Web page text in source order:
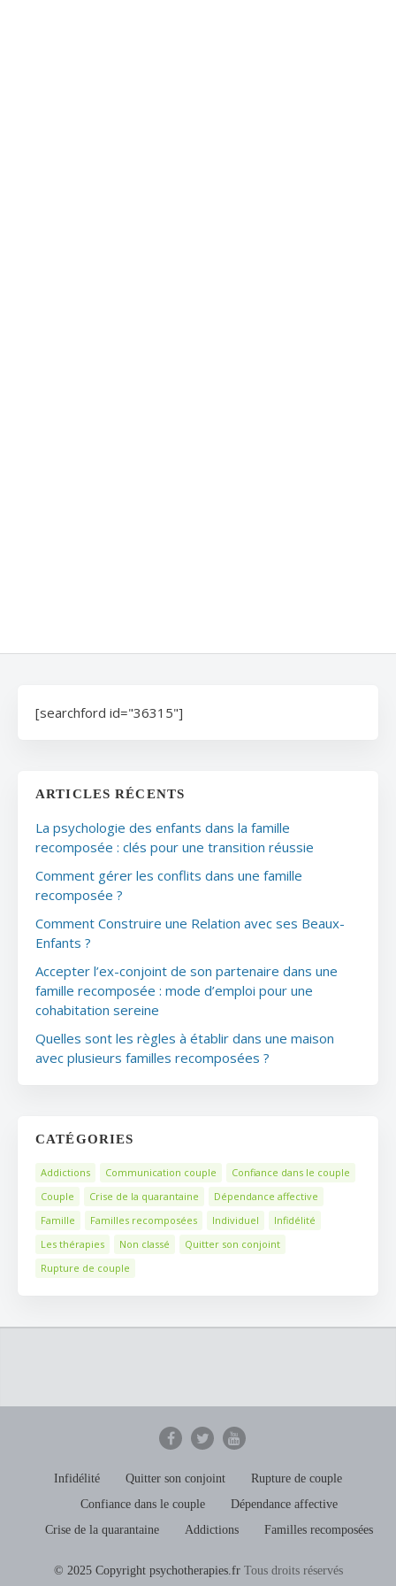
[searchford id="36315"]
ARTICLES RÉCENTS
La psychologie des enfants dans la famille
recomposée : clés pour une transition réussie
Comment gérer les conflits dans une famille
recomposée ?
Comment Construire une Relation avec ses Beaux-
Enfants ?
Accepter l’ex-conjoint de son partenaire dans une
famille recomposée : mode d’emploi pour une
cohabitation sereine
Quelles sont les règles à établir dans une maison
avec plusieurs familles recomposées ?
CATÉGORIES
Addictions Communication couple
Confiance dans le couple
Couple
Crise de la quarantaine
Dépendance affective
Famille
Familles recomposées Individuel
Infidélité
Les thérapies
Non classé
Quitter son conjoint
Rupture de couple
Infidélité Quitter son conjoint
Rupture de couple
Confiance dans le couple
Dépendance affective
Crise de la quarantaine
Addictions Familles recomposées
© 2025 Copyright psychotherapies.frTous droits réservés